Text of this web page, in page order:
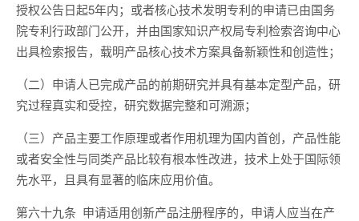
授权公告日起5年内；或者核心技术发明专利的申请已由国务
院专利行政部门公开，并由国家知识产权局专利检索咨询中心
出具检索报告，载明产品核心技术方案具备新颖性和创造性；
（二）申请人已完成产品的前期研究并具有基本定型产品，研
究过程真实和受控，研究数据完整和可溯源；
（三）产品主要工作原理或者作用机理为国内首创，产品性能
或者安全性与同类产品比较有根本性改进，技术上处于国际领
先水平，且具有显著的临床应用价值。
第六十九条 申请适用创新产品注册程序的，申请人应当在产